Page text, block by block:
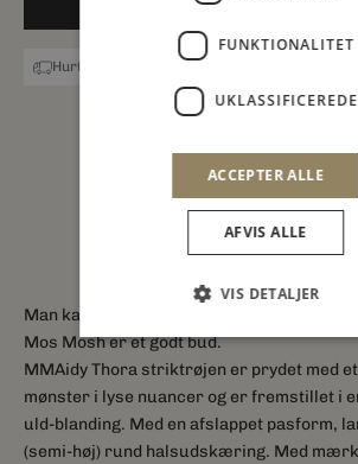
FØJ TIL
Hurtig levering
Man kan altid bruge en lækker striktrøje,
Mos Mosh er et godt bud.
MMAidy Thora striktrøjen er prydet med
mønster i lyse nuancer og er fremstillet i
uld-blanding. Med en afslappet pasform,
(semi-høj) rund halsudskæring. Med
FUNKTIONALITET
UKLASSIFICEREDE
ACCEPTER ALLE
AFVIS ALLE
VIS DETALJER